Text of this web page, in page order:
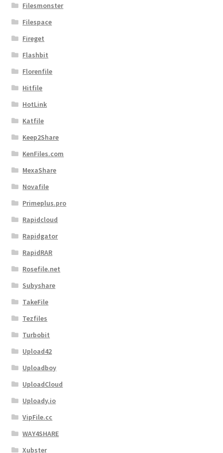
Filesmonster
Filespace
Fireget
Flashbit
Florenfile
Hitfile
HotLink
Katfile
Keep2Share
KenFiles.com
MexaShare
Novafile
Primeplus.pro
Rapidcloud
Rapidgator
RapidRAR
Rosefile.net
Subyshare
TakeFile
Tezfiles
Turbobit
Upload42
Uploadboy
UploadCloud
Uploady.io
VipFile.cc
WAY4SHARE
Xubster